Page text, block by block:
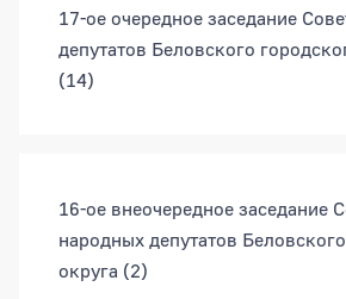
17-ое очередное заседание
депутатов Беловского
(14)
16-ое внеочередное заседание
народных депутатов
округа (2)